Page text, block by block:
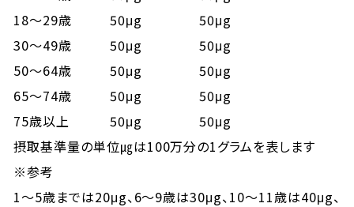
18～29歳
50μg
50μg
30～49歳
50μg
50μg
50～64歳
50μg
50μg
65～74歳
50μg
50μg
75歳以上
50μg
50μg
摂取基準量の単位㎍は100万分の1グラムを表します
※参考
1〜5歳までは20μg、6〜9歳は30μg、10〜11歳は40μg、